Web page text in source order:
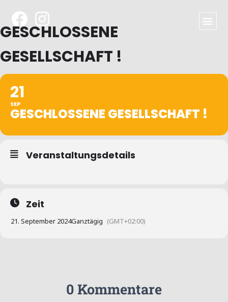
GESCHLOSSENE
GESELLSCHAFT !
21
SEP
GESCHLOSSENE GESELLSCHAFT !
Veranstaltungsdetails
Zeit
21. September 2024Ganztägig (GMT+02:00)
0 Kommentare